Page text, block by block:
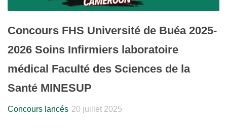
Concours FHS Université de Buéa 2025-
2026 Soins Infirmiers laboratoire
médical Faculté des Sciences de la
Santé MINESUP
Concours lancés 20 juillet 2025